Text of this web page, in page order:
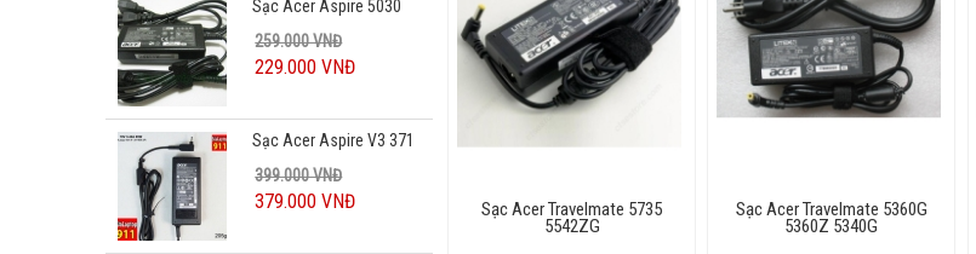
399.000 VNĐ
Sạc Acer Travelmate 5735
5542ZG
Sạc Acer Travelmate 5360G
5360Z 5340G